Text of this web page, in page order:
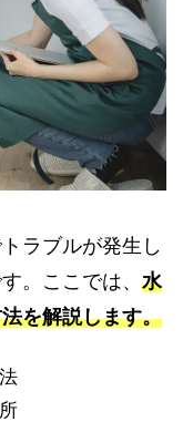
ラブルが発生し
。ここでは、 水
を解説します。